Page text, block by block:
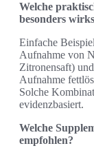
Welche
besonders
Einfache
Aufnahme von
Zitronensaft)
Aufnahme
Solche
evidenzbasiert.
Welche
empfohlen?